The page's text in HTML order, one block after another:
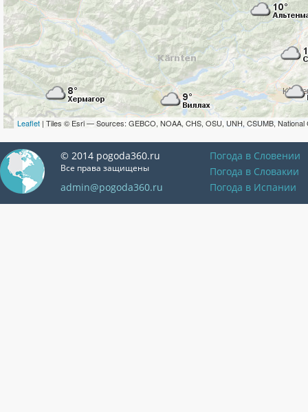
Leaflet | Tiles © Esri — Sources: GEBCO, NOAA, CHS, OSU, UNH, CSUMB, National
© 2014 pogoda360.ru
Все права защищены
admin@pogoda360.ru
Погода в Словении
Погода в Словакии
Погода в Испании